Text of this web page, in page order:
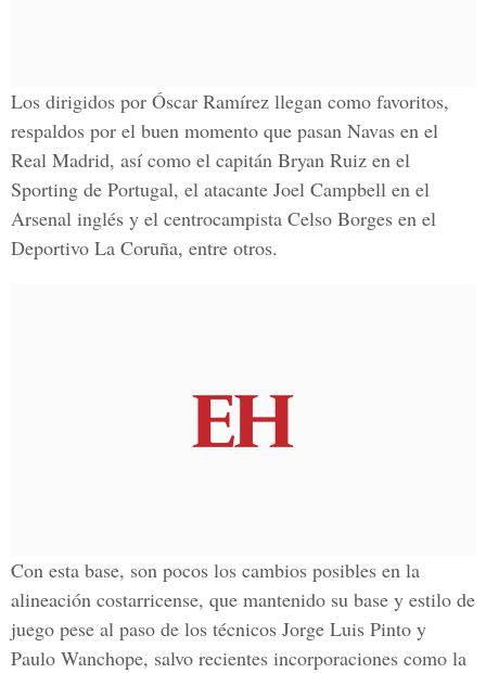
Los dirigidos por Óscar Ramírez llegan como favoritos,
respaldos por el buen momento que pasan Navas en el
Real Madrid, así como el capitán Bryan Ruiz en el
Sporting de Portugal, el atacante Joel Campbell en el
Arsenal inglés y el centrocampista Celso Borges en el
Deportivo La Coruña, entre otros.
Con esta base, son pocos los cambios posibles en la
alineación costarricense, que mantenido su base y estilo de
juego pese al paso de los técnicos Jorge Luis Pinto y
Paulo Wanchope, salvo recientes incorporaciones como la